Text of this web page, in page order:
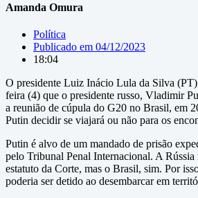
Amanda Omura
Política
Publicado em 04/12/2023
18:04
O presidente Luiz Inácio Lula da Silva
feira (4) que o presidente russo, Vladimir
a reunião de cúpula do G20 no Brasil, em
Putin decidir se viajará ou não para os
Putin é alvo de um mandado de prisão
pelo Tribunal Penal Internacional. A Rússia
estatuto da Corte, mas o Brasil, sim. Por
poderia ser detido ao desembarcar em